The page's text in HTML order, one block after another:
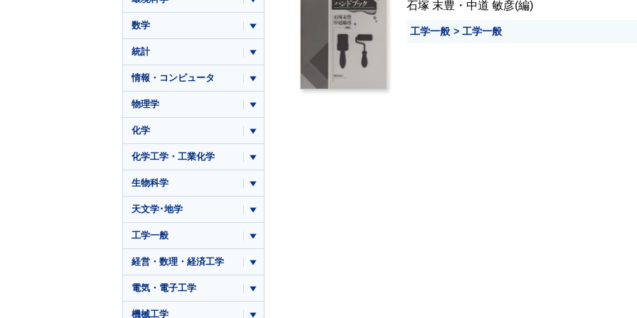
石塚 末豊 ・ 中道 敏彦(編)
工学一般 工学一般
数学
統計
情報・コンピュータ
物理学
化学
化学工学・工業化学
生物科学
天文学･地学
工学一般
経営・数理・経済工学
電気・電子工学
機械工学